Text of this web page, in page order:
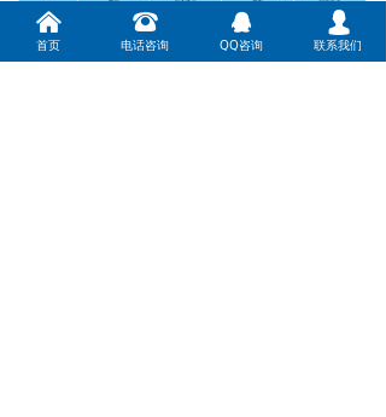
낀
首页
뀰
电话咨询
뀩
QQ咨询
넙
联系我们